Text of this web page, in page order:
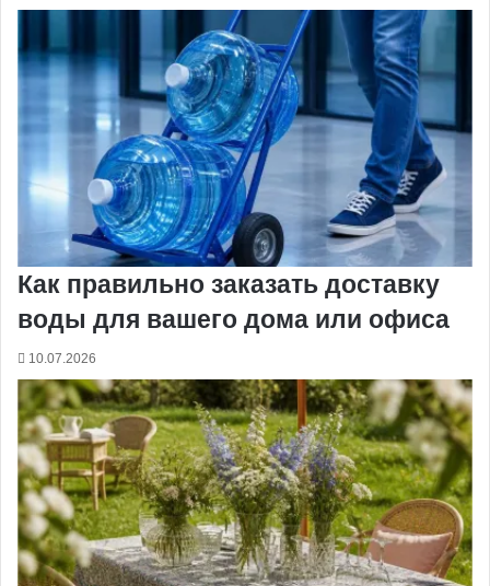
Как правильно заказать доставку
воды для вашего дома или офиса
10.07.2026